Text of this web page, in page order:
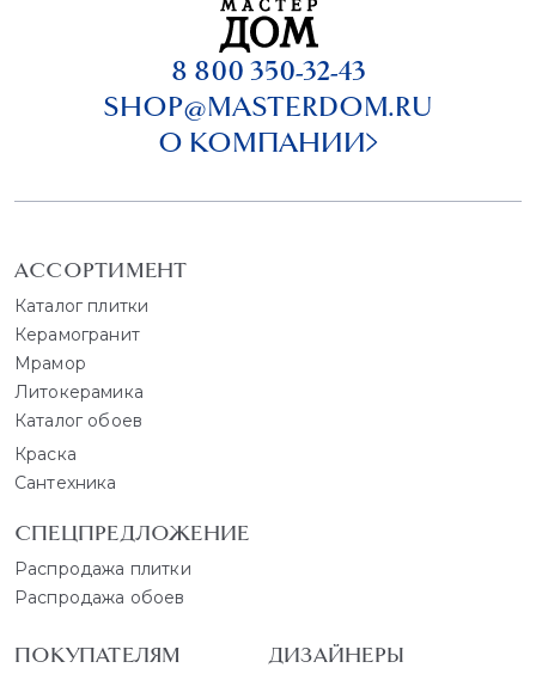
8 800 350-32-43
SHOP@MASTERDOM.RU
О КОМПАНИИ
АССОРТИМЕНТ
Каталог плитки
Керамогранит
Мрамор
Литокерамика
Каталог обоев
Краска
Сантехника
СПЕЦПРЕДЛОЖЕНИЕ
Распродажа плитки
Распродажа обоев
ПОКУПАТЕЛЯМ
ДИЗАЙНЕРЫ